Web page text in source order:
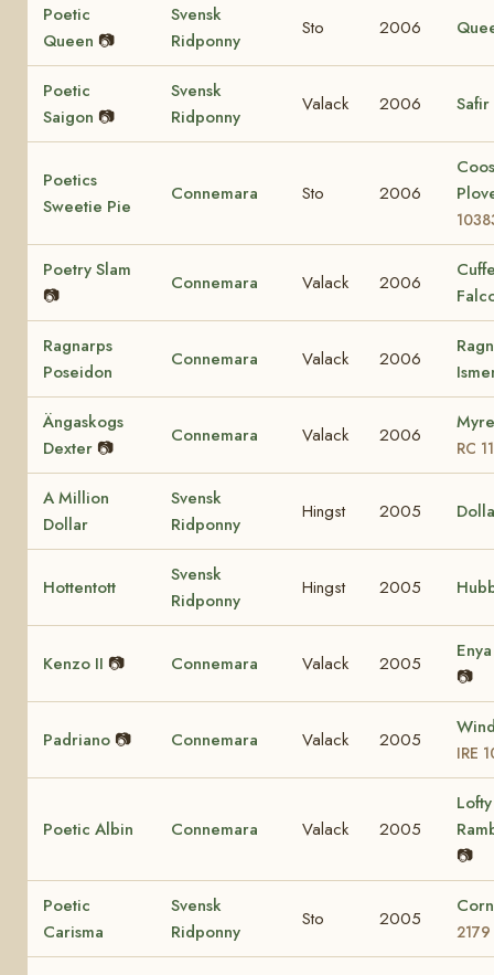
Poetic
Queen 📷
Svensk
Ridponny
Sto 2006
Poetic
Saigon 📷
Svensk
Ridponny
Valack 2006 Safir
Poetics
Sweetie Pie
Connemara Sto 2006
Poetry Slam
📷
Connemara Valack 2006
Ragnarps
Poseidon
Connemara Valack 2006
Ängaskogs
Dexter 📷
Connemara Valack 2006
RC
A Million
Dollar
Svensk
Ridponny
Hingst 2005
Hottentott
Svensk
Ridponny
Hingst 2005
Kenzo II 📷 Connemara Valack 2005
📷
Padriano 📷 Connemara Valack 2005
IRE
Poetic Albin Connemara Valack 2005
📷
Poetic
Carisma
Svensk
Ridponny
Sto 2005
2179